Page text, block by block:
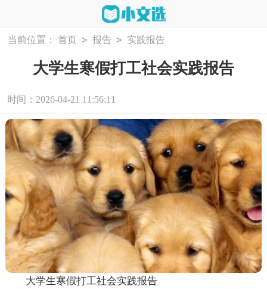
当前位置： 首页 > 报告 > 实践报告
大学生寒假打工社会实践报告
时间：2026-04-21 11:56:11
大学生寒假打工社会实践报告